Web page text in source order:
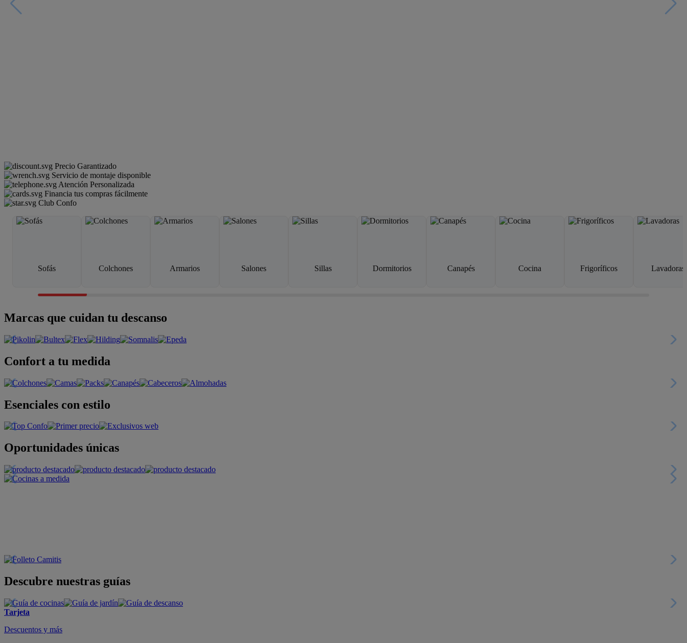
Precio Garantizado
Servicio de montaje disponible
Atención Personalizada
Financia tus compras fácilmente
Club Confo
Sofás Colchones Armarios Salones Sillas Dormitorios Canapés Cocina Frigoríficos Lavadoras
Marcas que cuidan tu descanso
Confort a tu medida
Esenciales con estilo
Oportunidades únicas
Descubre nuestras guías
Tarjeta
Descuentos y más